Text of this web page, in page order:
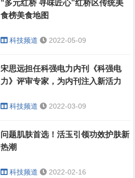
“多元红桥 寻味匠心”红桥区传统美
食榜美食地图
科技频道 2022-05-09
宋思远担任科强电力内刊《科强电
力》评审专家，为内刊注入新活力
科技频道 2022-03-09
问题肌肤首选！活玉引领功效护肤新
热潮
科技频道 2022-02-16